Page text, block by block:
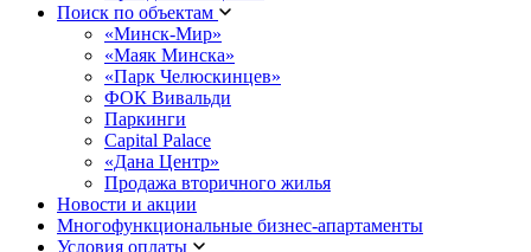
Поиск по объектам
«Минск-Мир»
«Маяк Минска»
«Парк Челюскинцев»
ФОК Вивальди
Паркинги
Capital Palace
«Дана Центр»
Продажа вторичного жилья
Новости и акции
Многофункциональные бизнес-апартаменты
Условия оплаты